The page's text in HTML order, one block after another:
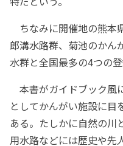
ちなみに開催地の熊本
郎溝水路群、菊池のかん
水群と全国最多の4つの登
本書がガイドブック風
としてかんがい施設に目
ある。たしかに自然の川
用水路などには歴史や先